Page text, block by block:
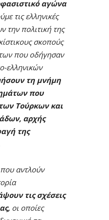
αγώνα
τις ελληνικές
την πολιτική της
σκοπούς
που οδήγησαν
ελληνικών
τη μνήμη
που
Τούρκων και
αρχής
της
αντλούν
τις σχέσεις
οι οποίες